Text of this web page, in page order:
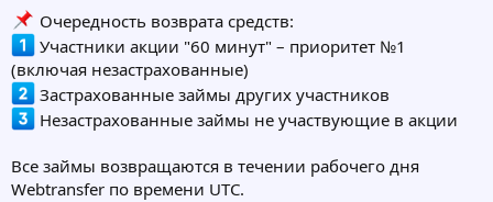
Очередность возврата средств:
Участники акции "60 минут" – приоритет №1
(включая незастрахованные)
Застрахованные займы других участников
Незастрахованные займы не участвующие в акции
Все займы возвращаются в течении рабочего дня
Webtransfer по времени UTC.